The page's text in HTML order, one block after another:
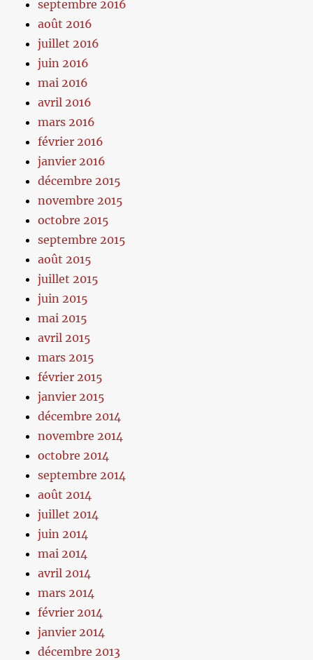
septembre 2016
août 2016
juillet 2016
juin 2016
mai 2016
avril 2016
mars 2016
février 2016
janvier 2016
décembre 2015
novembre 2015
octobre 2015
septembre 2015
août 2015
juillet 2015
juin 2015
mai 2015
avril 2015
mars 2015
février 2015
janvier 2015
décembre 2014
novembre 2014
octobre 2014
septembre 2014
août 2014
juillet 2014
juin 2014
mai 2014
avril 2014
mars 2014
février 2014
janvier 2014
décembre 2013